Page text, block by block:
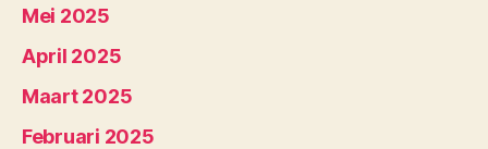
Mei 2025
April 2025
Maart 2025
Februari 2025